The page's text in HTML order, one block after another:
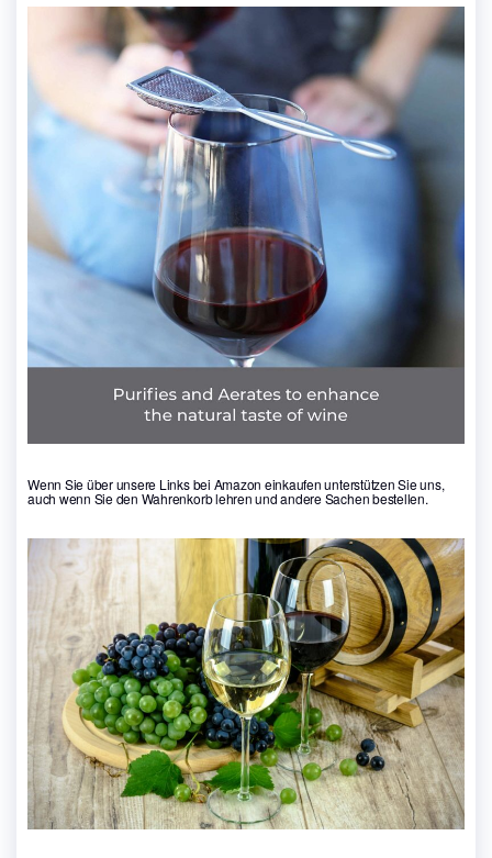
Wenn Sie über unsere Links bei Amazon einkaufen unterstützen Sie uns,
auch wenn Sie den Wahrenkorb lehren und andere Sachen bestellen.